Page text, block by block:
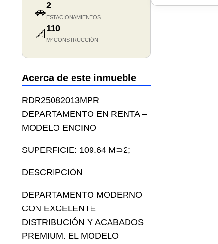
🚗2
ESTACIONAMIENTOS
📐 110
M² CONSTRUCCIÓN
Acerca de este inmueble
RDR25082013MPR
DEPARTAMENTO EN RENTA –
MODELO ENCINO
SUPERFICIE: 109.64 M⊃2;
DESCRIPCIÓN
DEPARTAMENTO MODERNO
CON EXCELENTE
DISTRIBUCIÓN Y ACABADOS
PREMIUM. EL MODELO